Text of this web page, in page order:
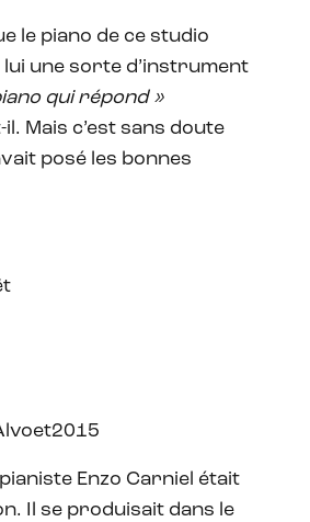
le piano de ce studio
une sorte d’instrument
qui répond »
Mais c’est sans doute
posé les bonnes
Enzo Carniel était
Il se produisait dans le